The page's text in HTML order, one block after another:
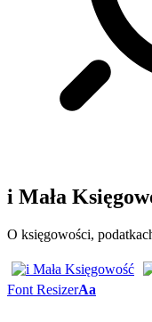
i Mała
O księgowości,
Font ResizerAa